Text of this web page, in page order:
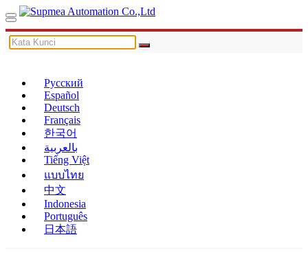
Русский
Español
Deutsch
Français
한국어
بالعربية
Tiếng Việt
แบบไทย
中文
Indonesia
Português
日本語